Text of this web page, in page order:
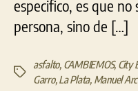
especifico, es que
persona, sino de […]
Etiquetas
asfalto, CAMBIEMOS, City
Garro,La Plata, Manuel